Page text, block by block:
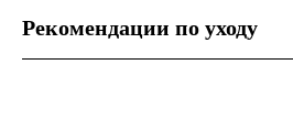
Рекомендации по уходу